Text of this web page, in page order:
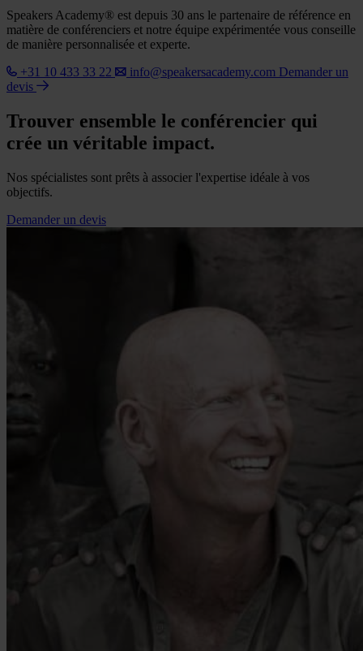
Speakers Academy® est depuis 30 ans le partenaire de référence en
matière de conférenciers et notre équipe expérimentée vous conseille
de manière personnalisée et experte.
+31 10 433 33 22
info@speakersacademy.com Demander un
devis
Trouver ensemble le conférencier qui
crée un véritable impact.
Nos spécialistes sont prêts à associer l'expertise idéale à vos
objectifs.
Demander un devis